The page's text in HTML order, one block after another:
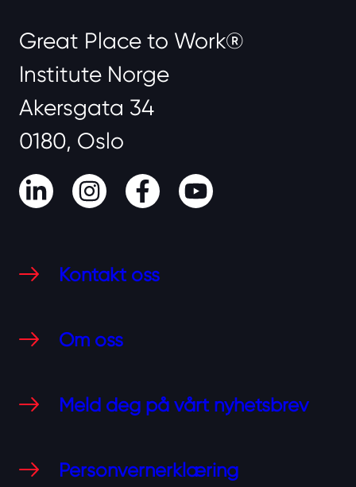
Great Place to Work®
Institute Norge
Akersgata 34
0180, Oslo
LinkedInInstagram
FacebookYoutube
Kontakt oss
Om oss
Meld deg på vårt nyhetsbrev
Personvernerklæring